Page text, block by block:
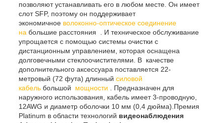
позволяют устанавливать его в любом месте. Он имеет
слот SFP, поэтому он поддерживает
экономичное волоконно-оптическое соединение
на большие расстояния . И техническое обслуживание
упрощается с помощью системы очистки с
дистанционным управлением, которая оснащена
долговечными стеклоочистителями. В качестве
дополнительного аксессуара поставляется 22-
метровый (72 фута) длинный силовой
кабель большой мощности . Предназначен для
наружного использования, кабель имеет 3-проводную,
12AWG и диаметр оболочки 10 мм (0,4 дюйма).Премия
Platinum в области технологий видеонаблюдения